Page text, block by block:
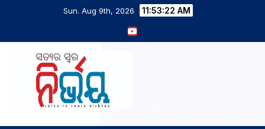
Sun. Aug 9th, 2026 11:53:23 AM